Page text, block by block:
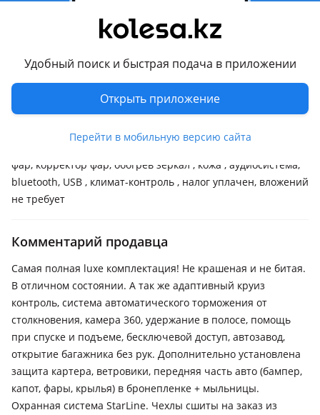
Удобный поиск и быстрая подача в приложении
Открыть приложение
Перейти в мобильную версию сайта
75 206 км
Вариатор
Привод
Полный привод
Руль
Слева
Растаможен в Казахстане
Да
хрустальная оптика, дневные ходовые огни, омыватель
фар, корректор фар, обогрев зеркал , кожа , аудиосистема,
bluetooth, USB , климат-контроль , налог уплачен, вложений
не требует
Комментарий продавца
Самая полная luxe комплектация! Не крашеная и не битая.
В отличном состоянии. А так же адаптивный круиз
контроль, система автоматического торможения от
столкновения, камера 360, удержание в полосе, помощь
при спуске и подъеме, бесключевой доступ, автозавод,
открытие багажника без рук. Дополнительно установлена
защита картера, ветровики, передняя часть авто (бампер,
капот, фары, крылья) в бронепленке + мыльницы.
Охранная система StarLine. Чехлы сшиты на заказ из